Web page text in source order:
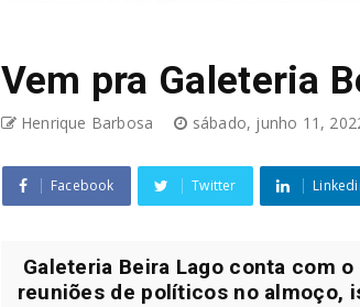
Vem pra Galeteria
Henrique Barbosa sábado, junho 11,
Facebook Twitter
Galeteria Beira Lago conta com
reuniões de políticos no almoço,